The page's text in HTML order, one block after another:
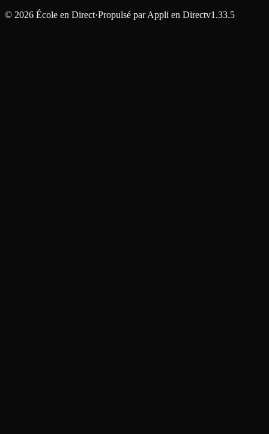
© 2026 École en Direct·Propulsé par Appli en Directv1.33.5